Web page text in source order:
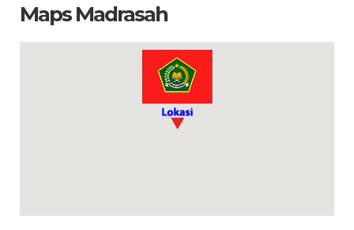
Maps Madrasah